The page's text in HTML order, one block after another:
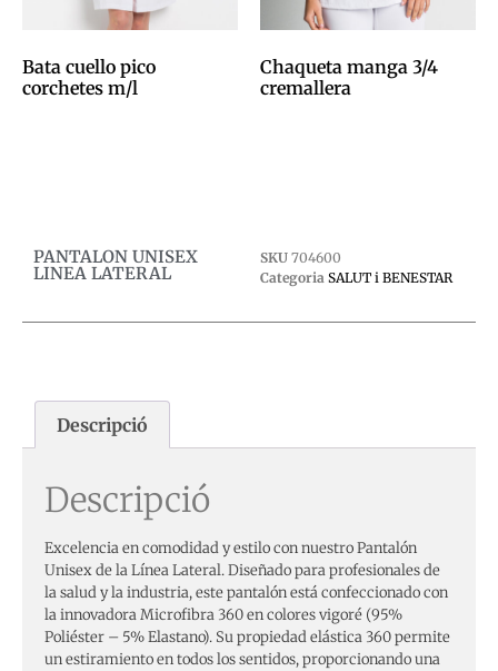
Bata cuello pico
corchetes m/l
Chaqueta manga 3/4
cremallera
PANTALON UNISEX
LINEA LATERAL
SKU 704600
Categoria SALUT i BENESTAR
Descripció
Descripció
Excelencia en comodidad y estilo con nuestro Pantalón
Unisex de la Línea Lateral. Diseñado para profesionales de
la salud y la industria, este pantalón está confeccionado con
la innovadora Microfibra 360 en colores vigoré (95%
Poliéster – 5% Elastano). Su propiedad elástica 360 permite
un estiramiento en todos los sentidos, proporcionando una